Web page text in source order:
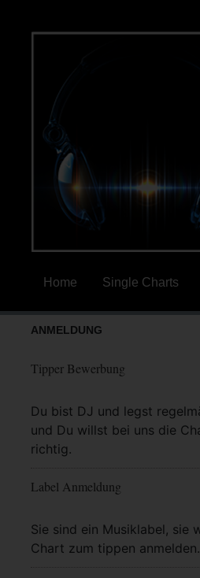
Home Single Charts
ANMELDUNG
Tipper Bewerbung
Du bist DJ und legst
und Du willst bei uns die
richtig.
Mehr Info
Label Anmeldung
Sie sind ein Musiklabel, sie
Chart zum tippen
Mehr Info